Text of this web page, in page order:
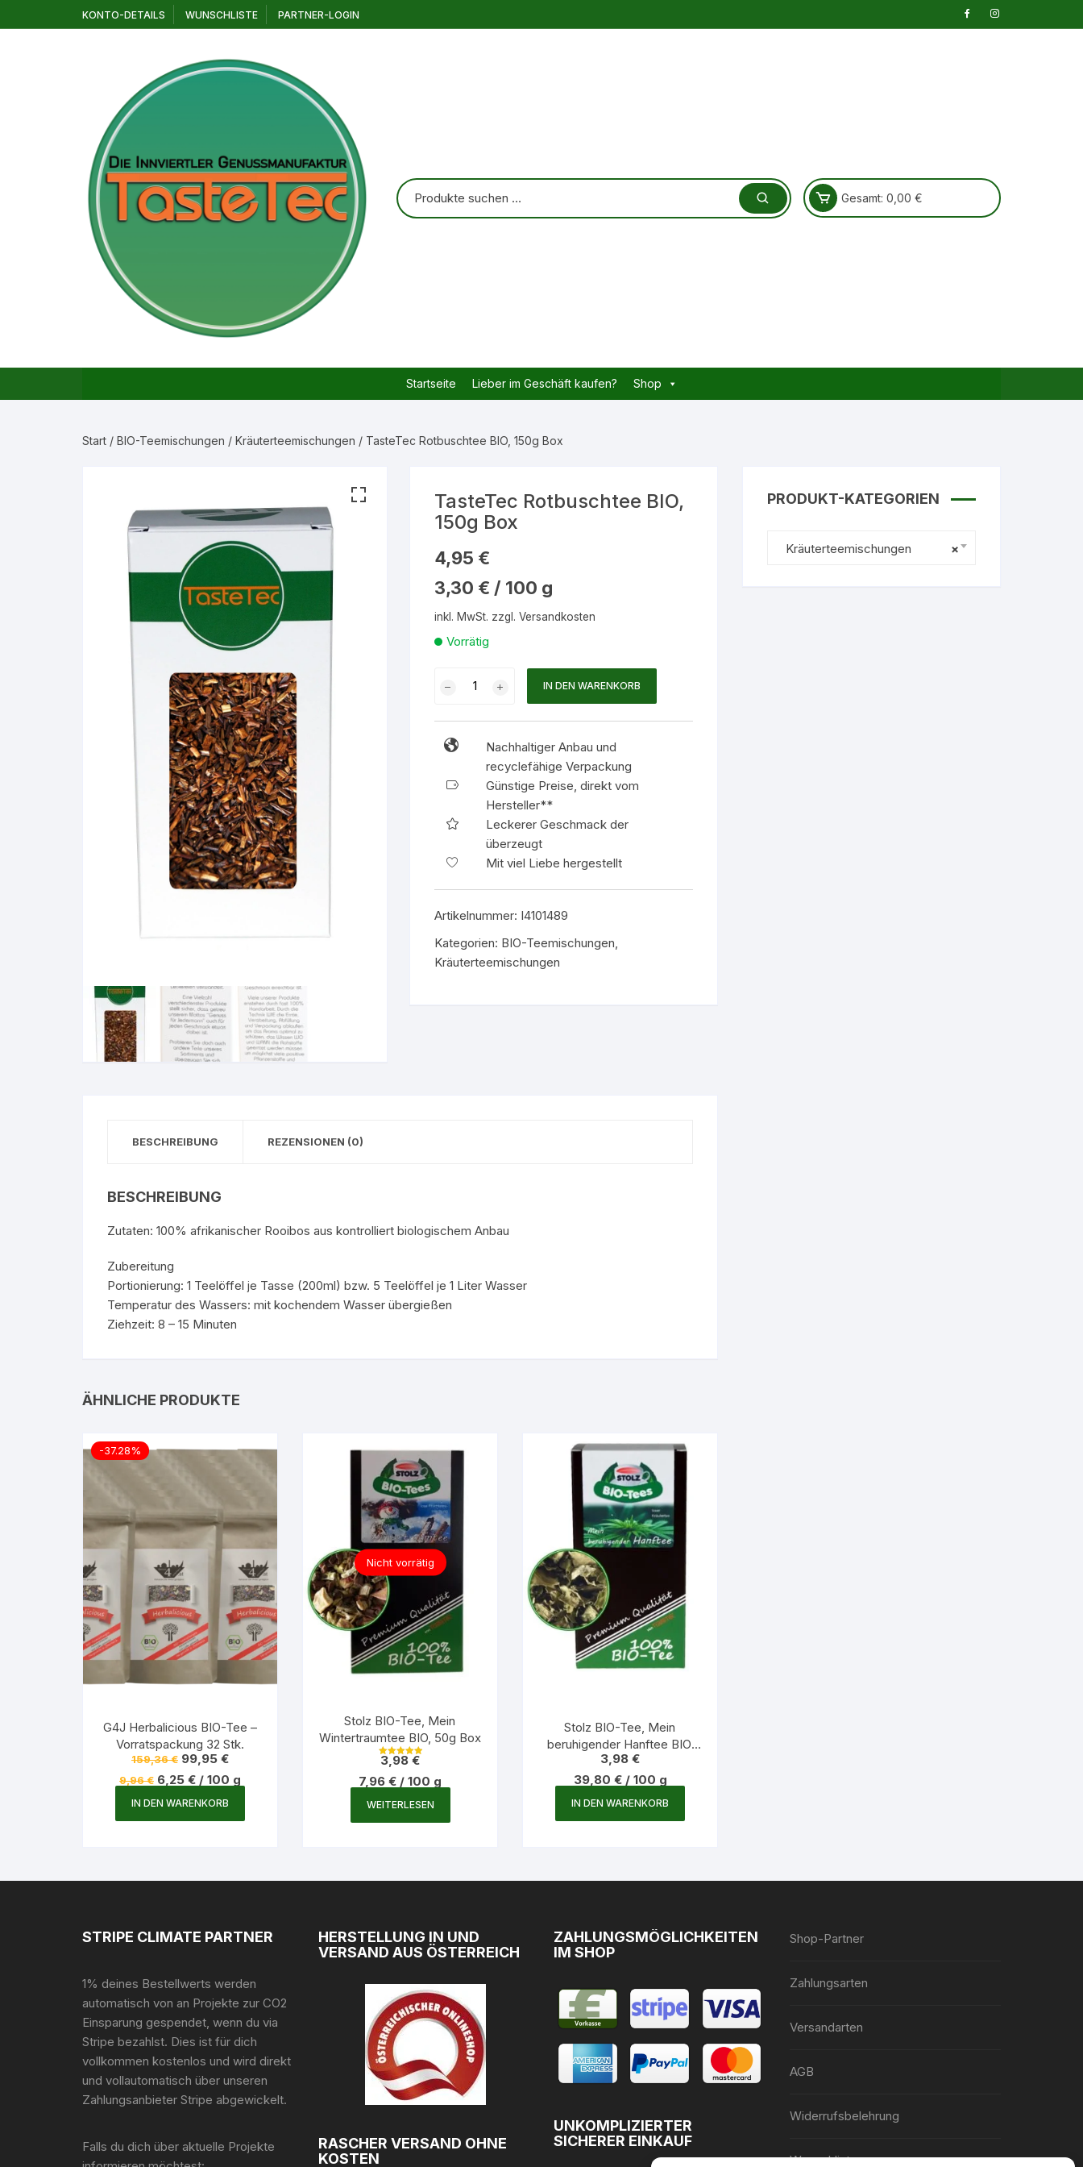
Inhalt
KONTO-DETAILS WUNSCHLISTE PARTNER-LOGIN
Gesamt: 0,00 €
Startseite Lieber im Geschäft kaufen? Shop
Start / BIO-Teemischungen / Kräuterteemischungen / TasteTec Rotbuschtee BIO, 150g Box
TasteTec Rotbuschtee BIO,
150g Box
4,95 €
3,30 € / 100 g
inkl. MwSt. zzgl.Versandkosten
Vorrätig
Rotbuschtee
150g
Box
IN DEN WARENKORB
Nachhaltiger Anbau und
recyclefähige Verpackung
Günstige Preise, direkt vom
Hersteller**
Leckerer Geschmack der
überzeugt
Mit viel Liebe hergestellt
Artikelnummer: I4101489
Kategorien: BIO-Teemischungen,
Kräuterteemischungen
BESCHREIBUNG REZENSIONEN (0)
BESCHREIBUNG
Zutaten: 100% afrikanischer Rooibos aus kontrolliert biologischem Anbau
Zubereitung
Portionierung: 1 Teelöffel je Tasse (200ml) bzw. 5 Teelöffel je 1 Liter Wasser
Temperatur des Wassers: mit kochendem Wasser übergießen
Ziehzeit: 8 – 15 Minuten
ÄHNLICHE PRODUKTE
-37.28%
G4J Herbalicious BIO-Tee –
Vorratspackung 32 Stk.
159,36€ Ursprünglicher
Preis
war:
99,95 €Aktueller
ist:
9,96€ 6,25 € / 100 g
IN DEN WARENKORB
Nicht vorrätig
Stolz BIO-Tee, Mein
Wintertraumtee BIO, 50g Box
Bewertet mit
von 5
3,98 €
7,96 € / 100 g
WEITERLESEN
Stolz BIO-Tee, Mein
beruhigender Hanftee BIO,
10g Box
3,98 €
39,80 €/ 100 g
IN DEN WARENKORB
PRODUKT-KATEGORIEN
×
Kräuterteemischungen
STRIPE CLIMATE PARTNER
1% deines Bestellwerts werden
automatisch von an Projekte zur CO2
Einsparung gespendet, wenn du via
Stripe bezahlst. Dies ist für dich
vollkommen kostenlos und wird direkt
und vollautomatisch über unseren
Zahlungsanbieter Stripe abgewickelt.
Falls du dich über aktuelle Projekte
HERSTELLUNG IN UND
VERSAND AUS ÖSTERREICH
RASCHER VERSAND OHNE
KOSTEN
ZAHLUNGSMÖGLICHKEITEN
IM SHOP
UNKOMPLIZIERTER
SICHERER EINKAUF
Shop-Partner
Zahlungsarten
Versandarten
AGB
Widerrufsbelehrung
Wunschliste